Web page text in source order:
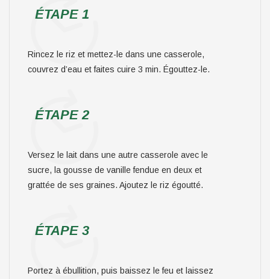
ÉTAPE 1
Rincez le riz et mettez-le dans une casserole,
couvrez d’eau et faites cuire 3 min. Égouttez-le.
ÉTAPE 2
Versez le lait dans une autre casserole avec le
sucre, la gousse de vanille fendue en deux et
grattée de ses graines. Ajoutez le riz égoutté.
ÉTAPE 3
Portez à ébullition, puis baissez le feu et laissez